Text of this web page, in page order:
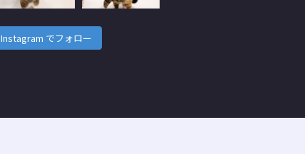
Instagram でフォロー